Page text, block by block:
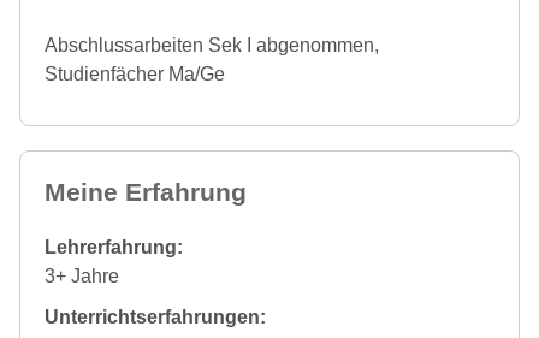
Abschlussarbeiten Sek I abgenommen,
Studienfächer Ma/Ge
Meine Erfahrung
Lehrerfahrung:
3+ Jahre
Unterrichtserfahrungen: